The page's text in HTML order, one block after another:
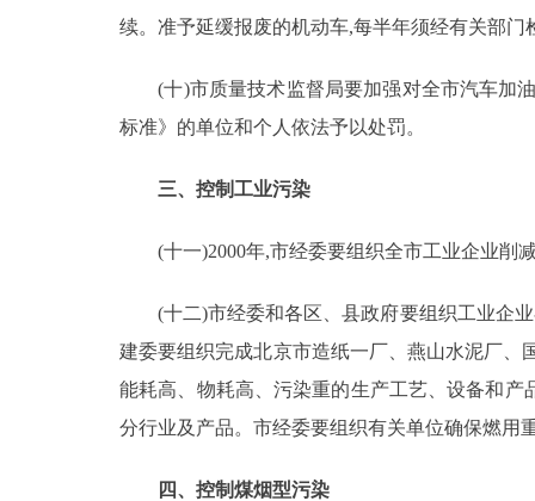
续。准予延缓报废的机动车,每半年须经有关部
(十)市质量技术监督局要加强对全市汽车加油
标准》的单位和个人依法予以处罚。
三、控制工业污染
(十一)2000年,市经委要组织全市工业企业削减
(十二)市经委和各区、县政府要组织工业企业
建委要组织完成北京市造纸一厂、燕山水泥厂、
能耗高、物耗高、污染重的生产工艺、设备和产
分行业及产品。市经委要组织有关单位确保燃用
四、控制煤烟型污染